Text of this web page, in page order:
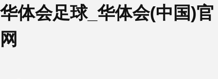
华体会足球_华体会(中国)官
网